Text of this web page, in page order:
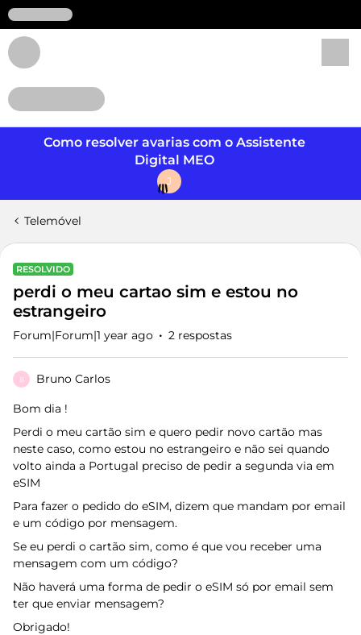
Como resolver avarias com o Assistente
Digital MEO
J
Telemóvel
RESOLVIDO
perdi o meu cartao sim e estou no
estrangeiro
Forum|Forum|1 year ago 2 respostas
B Bruno Carlos
Bom dia !
Perdi o meu cartão sim e quero pedir novo cartão mas
neste caso, como estou no estrangeiro e não sei quando
volto ainda a Portugal preciso de pedir a segunda via em
eSIM
Para fazer o pedido do eSIM, dizem que mandam por email
e um código por mensagem.
Se eu perdi o cartão sim, como é que vou receber uma
mensagem com um código?
Não haverá uma forma de pedir o eSIM só por email sem
ter que enviar mensagem?
Obrigado!